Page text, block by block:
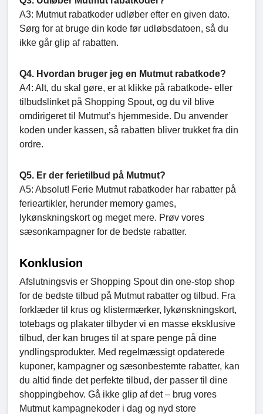
A3: Mutmut rabatkoder udløber efter en given dato.
Sørg for at bruge din kode før udløbsdatoen, så du
ikke går glip af rabatten.
Q4. Hvordan bruger jeg en Mutmut rabatkode?
A4: Alt, du skal gøre, er at klikke på rabatkode- eller
tilbudslinket på Shopping Spout, og du vil blive
omdirigeret til Mutmut’s hjemmeside. Du anvender
koden under kassen, så rabatten bliver trukket fra din
ordre.
Q5. Er der ferietilbud på Mutmut?
A5: Absolut! Ferie Mutmut rabatkoder har rabatter på
ferieartikler, herunder memory games,
lykønskningskort og meget mere. Prøv vores
sæsonkampagner for de bedste rabatter.
Konklusion
Afslutningsvis er Shopping Spout din one-stop shop
for de bedste tilbud på Mutmut rabatter og tilbud. Fra
forklæder til krus og klistermærker, lykønskningskort,
totebags og plakater tilbyder vi en masse eksklusive
tilbud, der kan bruges til at spare penge på dine
yndlingsprodukter. Med regelmæssigt opdaterede
kuponer, kampagner og sæsonbestemte rabatter, kan
du altid finde det perfekte tilbud, der passer til dine
shoppingbehov. Gå ikke glip af det – brug vores
Mutmut kampagnekoder i dag og nyd store